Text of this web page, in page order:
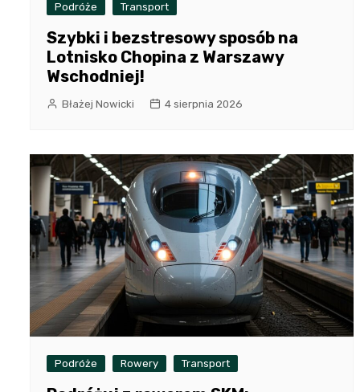
Podróże Transport
Szybki i bezstresowy sposób na
Lotnisko Chopina z Warszawy
Wschodniej!
Błażej Nowicki 4 sierpnia 2026
Podróże Rowery Transport